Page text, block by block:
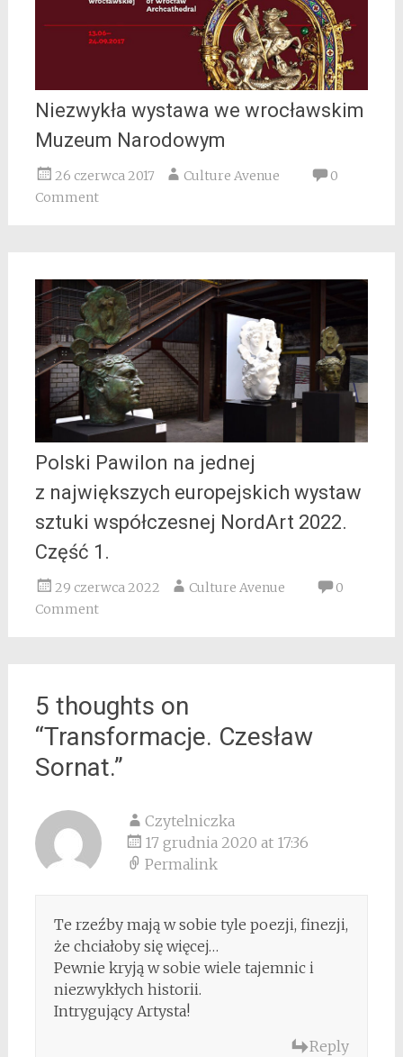
Niezwykła wystawa we wrocławskim
Muzeum Narodowym
26 czerwca 2017 Culture Avenue
0
Comment
Polski Pawilon na jednej
z największych europejskich wystaw
sztuki współczesnej NordArt 2022.
Część 1.
29 czerwca 2022 Culture Avenue
0
Comment
5 thoughts on
“Transformacje. Czesław
Sornat.”
Czytelniczka
17 grudnia 2020 at 17:36
Permalink
Te rzeźby mają w sobie tyle poezji, finezji,
że chciałoby się więcej…
Pewnie kryją w sobie wiele tajemnic i
niezwykłych historii.
Intrygujący Artysta!
Reply